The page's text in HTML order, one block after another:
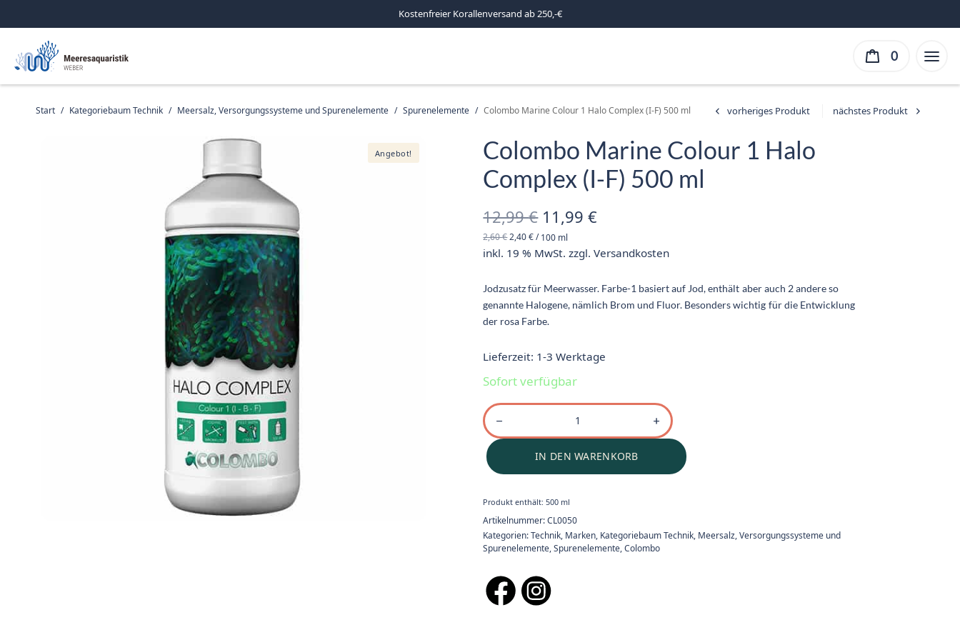
Kostenfreier Korallenversand ab 250,-€
0
Start / Kategoriebaum Technik / Meersalz, Versorgungssysteme und Spurenelemente / Spurenelemente / Colombo Marine Colour 1 Halo Complex (I-F) 500 ml
Angebot!
Colombo Marine Colour 1 Halo
Complex (I-F) 500 ml
12,99€ Ursprünglicher
Preis war:
11,99€
2,60€2,40€/100 ml
inkl. 19 % MwSt. zzgl.Versandkosten
Jodzusatz für Meerwasser. Farbe-1 basiert auf Jod, enthält aber auch 2 andere so
genannte Halogene, nämlich Brom und Fluor. Besonders wichtig für die Entwicklung
der rosa Farbe.
Lieferzeit: 1-3 Werktage
Sofort verfügbar
IN DEN WARENKORB
Produkt enthält: 500 ml
Artikelnummer:CL0050
Kategorien:Technik, Marken, Kategoriebaum Technik, Meersalz, Versorgungssysteme und
Spurenelemente,Spurenelemente,Colombo